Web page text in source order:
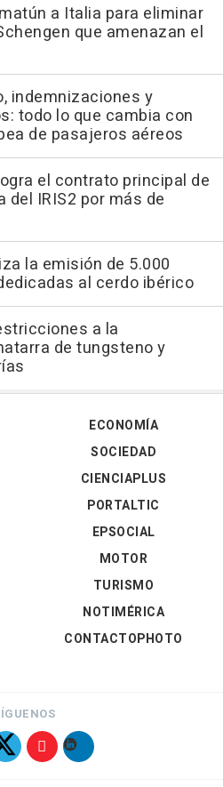
a Italia para eliminar
que amenazan el
indemnizaciones y
todo lo que cambia con
de pasajeros aéreos
el contrato principal de
del IRIS2 por más de
la emisión de 5.000
al cerdo ibérico
a la
de tungsteno y
ECONOMÍA
SOCIEDAD
CIENCIAPLUS
PORTALTIC
EPSOCIAL
MOTOR
TURISMO
NOTIMÉRICA
CONTACTOPHOTO